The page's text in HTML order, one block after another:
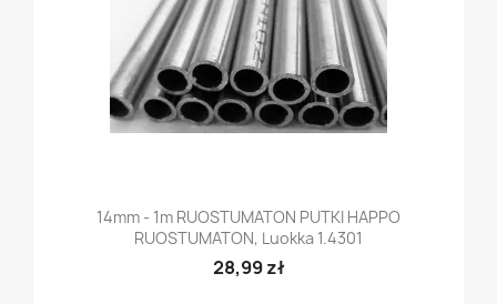
14mm - 1m RUOSTUMATON PUTKI HAPPO
RUOSTUMATON, Luokka 1.4301
28,99 zł